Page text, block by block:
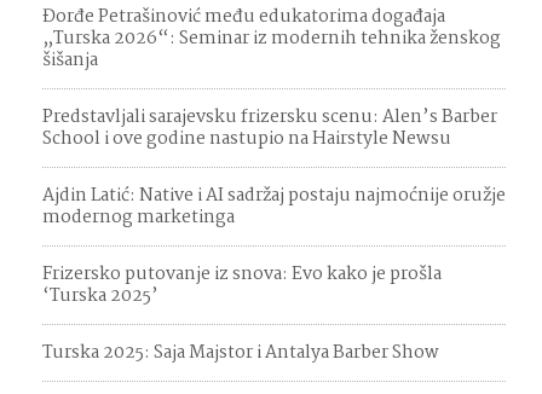
Đorđe Petrašinović među edukatorima događaja
„Turska 2026“: Seminar iz modernih tehnika ženskog
šišanja
Predstavljali sarajevsku frizersku scenu: Alen’s Barber
School i ove godine nastupio na Hairstyle Newsu
Ajdin Latić: Native i AI sadržaj postaju najmoćnije oružje
modernog marketinga
Frizersko putovanje iz snova: Evo kako je prošla
‘Turska 2025’
Turska 2025: Saja Majstor i Antalya Barber Show